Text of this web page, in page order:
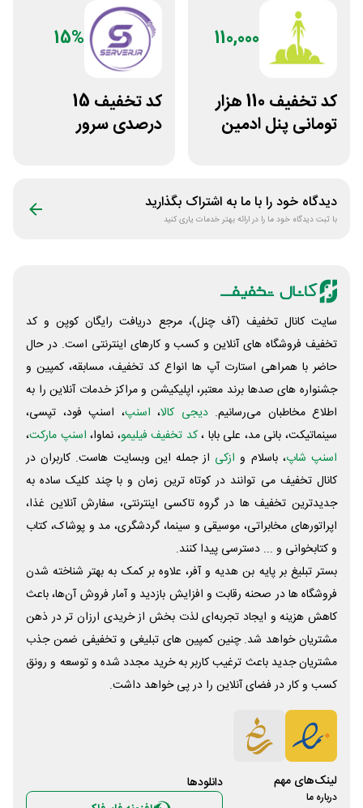
110,000
کد تخفیف 110 هزار
تومانی پنل ادمین
15%
کد تخفیف 15
درصدی سرور
دیدگاه خود را با ما به اشتراک بگذارید
با ثبت دیدگاه خود ما را در ارائه بهتر خدمات یاری کنید
سایت کانال تخفیف (آف چنل)، مرجع دریافت رایگان کوپن و کد
تخفیف فروشگاه های آنلاین و کسب و‌ کارهای اینترنتی است. در حال
حاضر با همراهی استارت آپ ها انواع کد تخفیف، مسابقه، کمپین و
جشنواره های صدها برند معتبر، اپلیکیشن و مراکز خدمات آنلاین را به
اطلاع مخاطبان می‌رسانیم. دیجی کالا، اسنپ، اسنپ فود، تپسی،
سینماتیکت، بانی مد، علی‌ بابا ،کد تخفیف فیلیمو، نماوا، اسنپ مارکت،
اسنپ شاپ، باسلام و ازکی از جمله این وبسایت ‌هاست. کاربران در
کانال تخفیف می توانند در کوتاه ترین زمان و با چند کلیک ساده به
جدیدترین تخفیف ها در گروه تاکسی اینترنتی، سفارش آنلاین غذا،
اپراتورهای مخابراتی، موسیقی و سینما، گردشگری، مد و پوشاک، کتاب
و کتابخوانی و ... دسترسی پیدا کنند.
بستر تبلیغ بر پایه بن هدیه و آفر، علاوه بر کمک به بهتر شناخته شدن
فروشگاه ها در صحنه رقابت و افزایش بازدید و آمار فروش آن‌ها، باعث
کاهش هزینه و ایجاد تجربه‌ای لذت بخش از خریدی ارزان تر در ذهن
مشتریان خواهد شد. چنین کمپین های تبلیغی و تخفیفی ضمن جذب
مشتریان جدید باعث ترغیب کاربر به خرید مجدد شده و توسعه و رونق
کسب و کار در فضای آنلاین را در پی خواهد داشت.
لینک‌های مهم
درباره ما
دانلود‌ها